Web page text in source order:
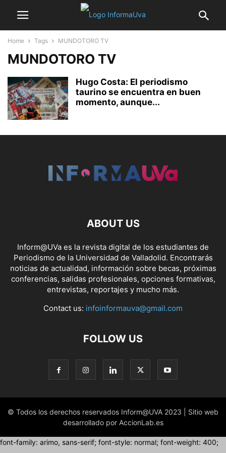
Home Tags MUNDOTORO TV
MUNDOTORO TV
Hugo Costa: El periodismo
taurino se encuentra en buen
momento, aunque...
ABOUT US
Inform@UVa es la revista digital de los estudiantes de
Periodismo de la Universidad de Valladolid. Encontrarás
noticias de actualidad, información sobre becas, próximas
conferencias, salidas profesionales, opciones formativas,
entrevistas, reportajes y mucho más.
Contact us: infoinformauva@gmail.com
FOLLOW US
© Todos los derechos reservados Inform@UVA 2023 | Sitio web
desarrollado por AccionLab.es
font-family: arimo, sans-serif; font-style: normal; font-weight: 400;